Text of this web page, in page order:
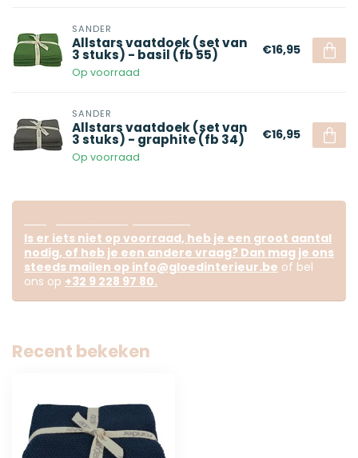
SANDER
Allstars vaatdoek (set van
3 stuks) - basil (fb 55)
Op voorraad
€16,95
SANDER
Allstars vaatdoek (set van
3 stuks) - graphite (fb 34)
Op voorraad
€16,95
Is er iets niet op voorraad, heb je een groot aantal
nodig, of heb je een andere vraag? Dan mag je ons
steeds mailen op info@gloedinterieur.be of bel
ons op +32 9 228 97 80.
Recent bekeken